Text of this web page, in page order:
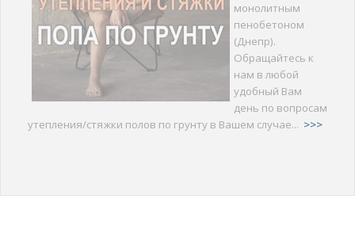
монолитным
пенобетоном
(Днепр).
Обращайтесь к
нам в любой
удобный Вам
день по вопросам
утепления/стяжки полов по грунту в Вашем случае... >>>